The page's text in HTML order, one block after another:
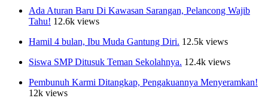
Ada Aturan Baru Di Kawasan Sarangan, Pelancong Wajib
Tahu! 12.6k views
Hamil 4 bulan, Ibu Muda Gantung Diri. 12.5k views
Siswa SMP Ditusuk Teman Sekolahnya. 12.4k views
Pembunuh Karmi Ditangkap, Pengakuannya Menyeramkan!
12k views